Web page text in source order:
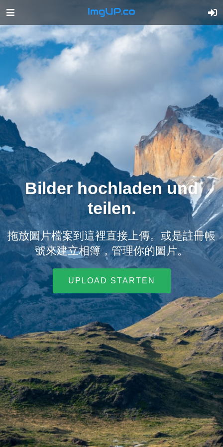
Bilder hochladen und
teilen.
拖放圖片檔案到這裡直接上傳。或是註冊帳
號來建立相簿，管理你的圖片。
UPLOAD STARTEN